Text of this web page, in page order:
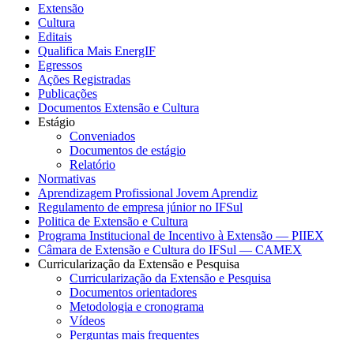
Extensão
Cultura
Editais
Qualifica Mais EnergIF
Egressos
Ações Registradas
Publicações
Documentos Extensão e Cultura
Estágio
Conveniados
Documentos de estágio
Relatório
Normativas
Aprendizagem Profissional Jovem Aprendiz
Regulamento de empresa júnior no IFSul
Politica de Extensão e Cultura
Programa Institucional de Incentivo à Extensão — PIIEX
Câmara de Extensão e Cultura do IFSul — CAMEX
Curricularização da Extensão e Pesquisa
Curricularização da Extensão e Pesquisa
Documentos orientadores
Metodologia e cronograma
Vídeos
Perguntas mais frequentes